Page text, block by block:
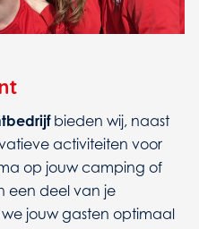
bieden wij, naast
activiteiten voor
op jouw camping of
een deel van je
jouw gasten optimaal